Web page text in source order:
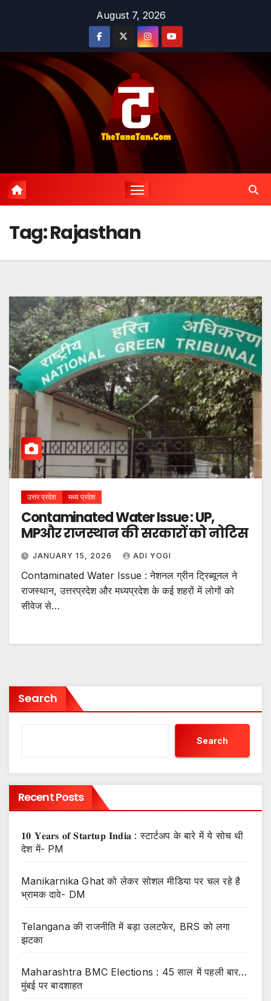
August 7, 2026
Tag:Rajasthan
उत्तर प्रदेश मध्य प्रदेश
Contaminated Water Issue : UP,
MPऔर राजस्थान की सरकारों को नोटिस
JANUARY 15, 2026 ADI YOGI
Contaminated Water Issue : नेशनल ग्रीन ट्रिब्यूनल ने
राजस्थान, उत्तरप्रदेश और मध्यप्रदेश के कई शहरों में लोगों को
सीवेज से…
Search
Search
Recent Posts
𝟏𝟎 𝐘𝐞𝐚𝐫𝐬 𝐨𝐟 𝐒𝐭𝐚𝐫𝐭𝐮𝐩 𝐈𝐧𝐝𝐢𝐚 : स्टार्टअप के बारे में ये सोच थी
देश में- PM
Manikarnika Ghat को लेकर सोशल मीडिया पर चल रहे है
भ्रामक दावे- DM
Telangana की राजनीति में बड़ा उलटफेर, BRS को लगा
झटका
Maharashtra BMC Elections : 45 साल में पहली बार…
मुंबई पर बादशाहत